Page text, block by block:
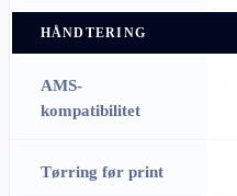
HÅNDTERING
AMS-
kompatibilitet
Tørring før print